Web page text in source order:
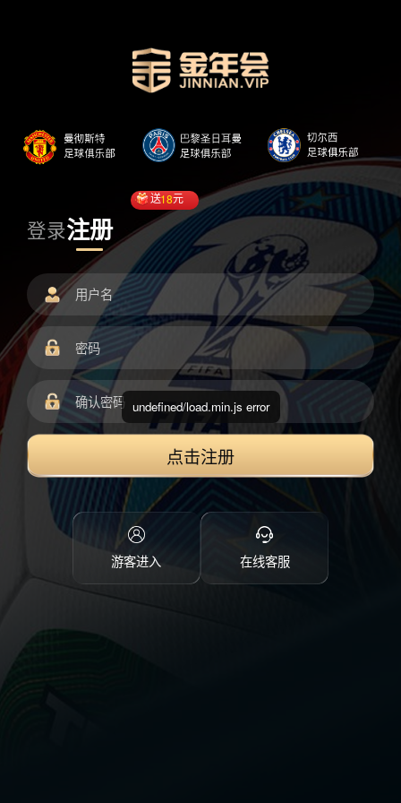
登录注册
送18元
点击注册
游客进入 在线客服
undefined/load.min.js error